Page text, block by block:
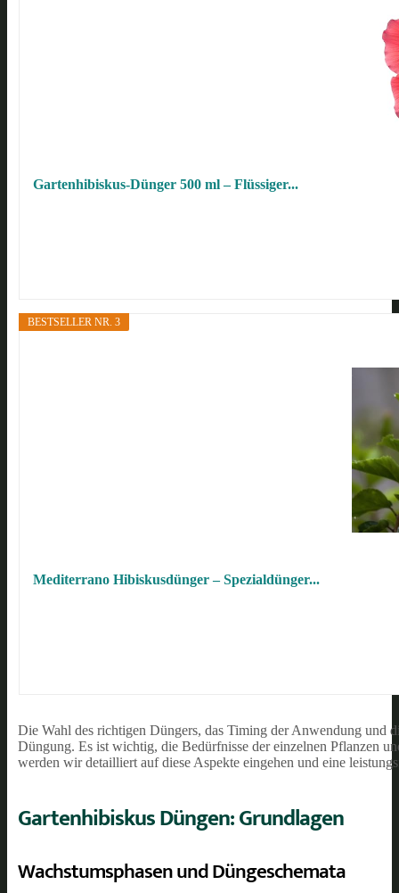
Gartenhibiskus-Dünger 500 ml – Flüssiger...
BESTSELLER NR. 3
Mediterrano Hibiskusdünger – Spezialdünger...
Die Wahl des richtigen Düngers, das Timing der Anwendung und
Düngung. Es ist wichtig, die Bedürfnisse der einzelnen Pflanzen
werden wir detailliert auf diese Aspekte eingehen und eine
Gartenhibiskus Düngen: Grundlagen
Wachstumsphasen und Düngeschemata